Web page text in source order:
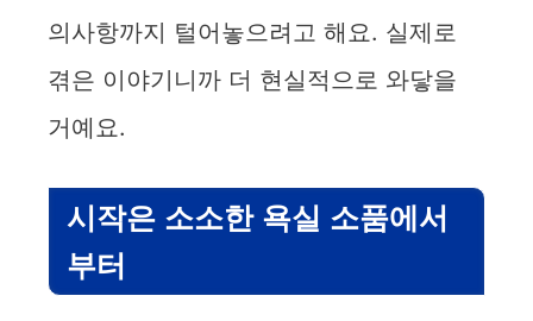
의사항까지 털어놓으려고 해요. 실제로
겪은 이야기니까 더 현실적으로 와닿을
거예요.
시작은 소소한 욕실 소품에서
부터